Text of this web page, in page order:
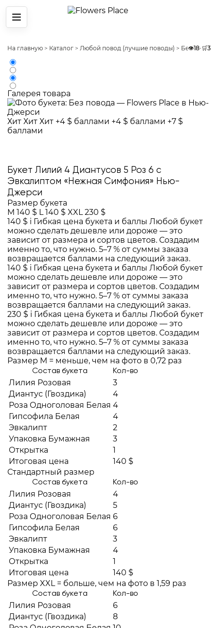
Меню
На главную > Каталог > Любой повод (лучшие поводы) > Без повода
👁️18• 🛒3
Галерея товара
Хит Хит Хит +4 $ баллами +4 $ баллами +7 $
баллами
Букет Лилий 4 Диантусов 5 Роз 6 с
Эвкалиптом «Нежная Симфония» Нью-
Джерси
Размер букета
M 140 $ L 140 $ XXL 230 $
140 $ i Гибкая цена букета и баллы Любой букет
можно сделать дешевле или дороже — это
зависит от размера и сортов цветов. Создадим
именно то, что нужно. 5–7 % от суммы заказа
возвращается баллами на следующий заказ.
140 $ i Гибкая цена букета и баллы Любой букет
можно сделать дешевле или дороже — это
зависит от размера и сортов цветов. Создадим
именно то, что нужно. 5–7 % от суммы заказа
возвращается баллами на следующий заказ.
230 $ i Гибкая цена букета и баллы Любой букет
можно сделать дешевле или дороже — это
зависит от размера и сортов цветов. Создадим
именно то, что нужно. 5–7 % от суммы заказа
возвращается баллами на следующий заказ.
Размер M = меньше, чем на фото в 0,72 раз
Состав букета Кол-во
Лилия Розовая
3
Диантус (Гвоздика)
4
Роза Одноголовая Белая 4
Гипсофила Белая
4
Эвкалипт
2
Упаковка Бумажная
3
Открытка
1
Итоговая цена
140 $
Стандартный размер
Состав букета Кол-во
Лилия Розовая
4
Диантус (Гвоздика)
5
Роза Одноголовая Белая 6
Гипсофила Белая
6
Эвкалипт
3
Упаковка Бумажная
4
Открытка
1
Итоговая цена
140 $
Размер XXL = больше, чем на фото в 1,59 раз
Состав букета Кол-во
Лилия Розовая
6
Диантус (Гвоздика)
8